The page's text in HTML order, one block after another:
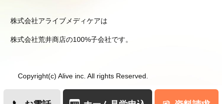
株式会社アライブメディケアは
株式会社荒井商店の100%子会社です。
Copyright(c) Alive inc. All rights Reserved.